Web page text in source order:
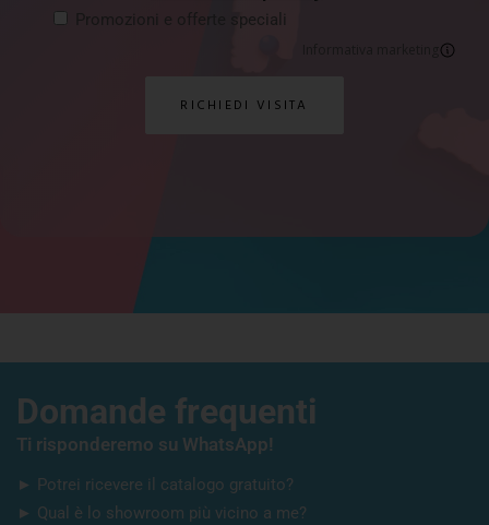
Promozioni e offerte speciali
Domande frequenti
Ti risponderemo su WhatsApp!
► Potrei ricevere il catalogo gratuito?
► Qual è lo showroom più vicino a me?